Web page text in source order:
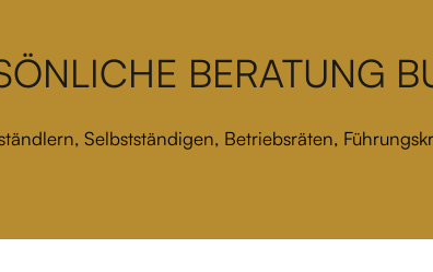
BERATUNG
Selbstständigen, Betriebsräten,